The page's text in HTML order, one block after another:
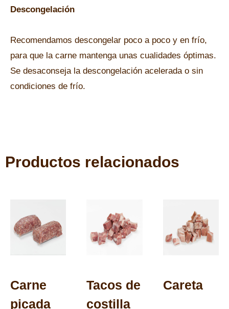
Descongelación
Recomendamos descongelar poco a poco y en frío,
para que la carne mantenga unas cualidades óptimas.
Se desaconseja la descongelación acelerada o sin
condiciones de frío.
Productos relacionados
Carne
picada
Tacos de
costilla
Careta